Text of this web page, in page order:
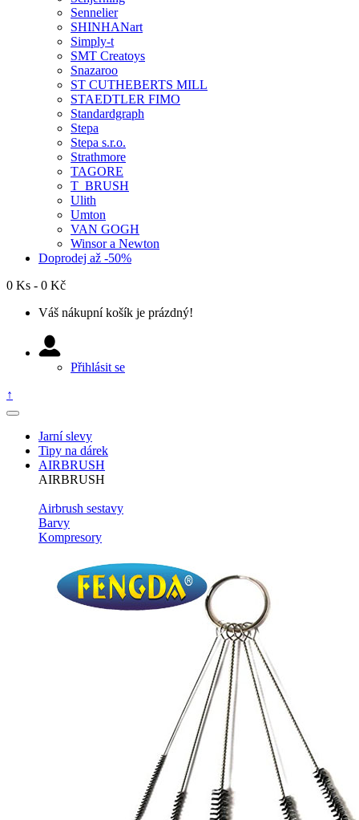
Sennelier
SHINHANart
Simply-t
SMT Creatoys
Snazaroo
ST CUTHEBERTS MILL
STAEDTLER FIMO
Standardgraph
Stepa
Stepa s.r.o.
Strathmore
TAGORE
T_BRUSH
Ulith
Umton
VAN GOGH
Winsor a Newton
Doprodej až -50%
0 Ks - 0 Kč
Váš nákupní košík je prázdný!
Přihlásit se
↑
Jarní slevy
Tipy na dárek
AIRBRUSH
AIRBRUSH
Airbrush sestavy
Barvy
Kompresory